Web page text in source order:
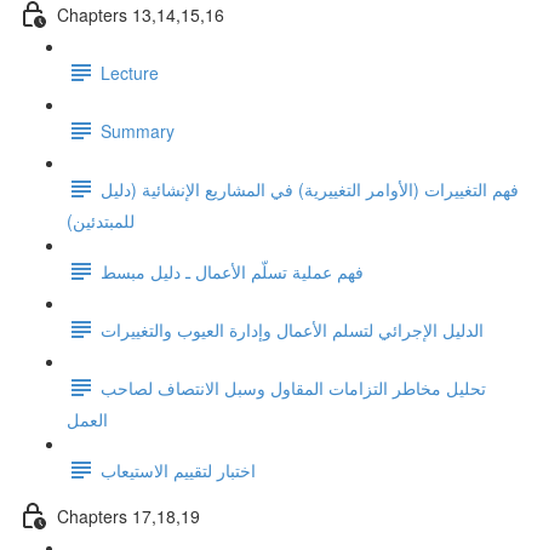
Chapters 13,14,15,16
Lecture
Summary
فهم التغييرات (الأوامر التغييرية) في المشاريع الإنشائية (دليل
للمبتدئين)
فهم عملية تسلّم الأعمال ـ دليل مبسط
الدليل الإجرائي لتسلم الأعمال وإدارة العيوب والتغييرات
تحليل مخاطر التزامات المقاول وسبل الانتصاف لصاحب
العمل
اختبار لتقييم الاستيعاب
Chapters 17,18,19